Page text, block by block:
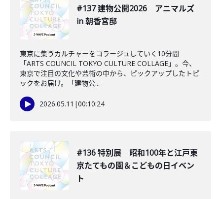
#137 建物公開2026 アニマルズ
in 朝香宮邸
東京に集うカルチャーをコラージュしていく10分間
「ARTS COUNCIL TOKYO CULTURE COLLAGE」。今、
東京で注目の文化や芸術の中から、ピックアップしたトピ
ックをお届け。「建物公...
2026.05.11 |00:10:24
#136 特別展 昭和100年と江戸東
京たてもの園＆こどもの日イベン
ト